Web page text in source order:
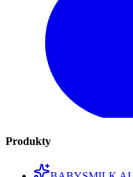
Produkty